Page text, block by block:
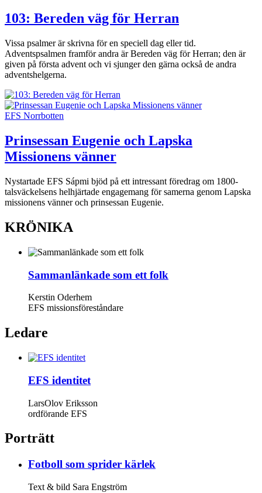
103: Bereden väg för Herran
Vissa psalmer är skrivna för en speciell dag eller tid.
Adventspsalmen framför andra är Bereden väg för Herran; den är
given på första advent och vi sjunger den gärna också de andra
adventshelgerna.
EFS Norrbotten
Prinsessan Eugenie och Lapska
Missionens vänner
Nystartade EFS Sápmi bjöd på ett intressant föredrag om 1800-
talsväckelsens helhjärtade engagemang för samerna genom Lapska
missionens vänner och prinsessan Eugenie.
KRÖNIKA
Samman­länkade som ett folk
Kerstin Oderhem
EFS missionsföreståndare
Ledare
EFS identitet
LarsOlov Eriksson
ordförande EFS
Porträtt
Fotboll som sprider kärlek
Text & bild Sara Engström